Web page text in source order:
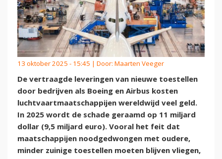
13 oktober 2025 - 15:45 | Door: Maarten Veeger
De vertraagde leveringen van nieuwe toestellen
door bedrijven als Boeing en Airbus kosten
luchtvaartmaatschappijen wereldwijd veel geld.
In 2025 wordt de schade geraamd op 11 miljard
dollar (9,5 miljard euro). Vooral het feit dat
maatschappijen noodgedwongen met oudere,
minder zuinige toestellen moeten blijven vliegen,